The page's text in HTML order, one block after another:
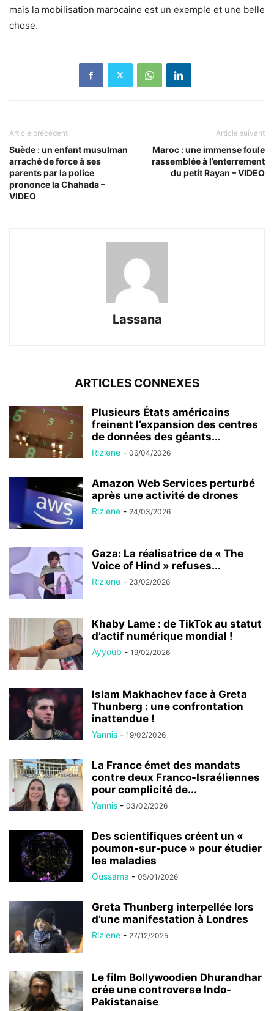
mais la mobilisation marocaine est un exemple et une belle
chose.
Article précédent
Suède : un enfant musulman
arraché de force à ses
parents par la police
prononce la Chahada –
VIDEO
Article suivant
Maroc : une immense foule
rassemblée à l’enterrement
du petit Rayan – VIDEO
Lassana
ARTICLES CONNEXES
Plusieurs États américains
freinent l’expansion des centres
de données des géants...
Rizlene - 06/04/2026
Amazon Web Services perturbé
après une activité de drones
Rizlene - 24/03/2026
Gaza: La réalisatrice de « The
Voice of Hind » refuses...
Rizlene - 23/02/2026
Khaby Lame : de TikTok au statut
d’actif numérique mondial !
Ayyoub - 19/02/2026
Islam Makhachev face à Greta
Thunberg : une confrontation
inattendue !
Yannis - 19/02/2026
La France émet des mandats
contre deux Franco-Israéliennes
pour complicité de...
Yannis - 03/02/2026
Des scientifiques créent un «
poumon-sur-puce » pour étudier
les maladies
Oussama - 05/01/2026
Greta Thunberg interpellée lors
d’une manifestation à Londres
Rizlene - 27/12/2025
Le film Bollywoodien Dhurandhar
crée une controverse Indo-
Pakistanaise